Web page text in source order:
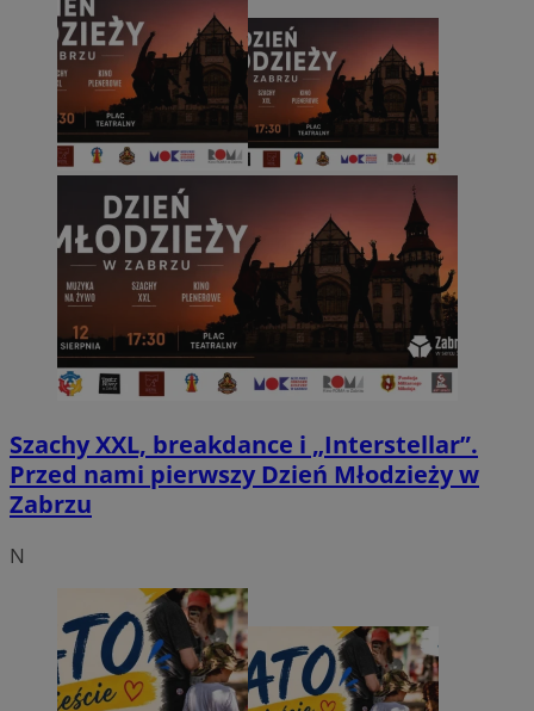
Szachy XXL, breakdance i „Interstellar”.
Przed nami pierwszy Dzień Młodzieży w
Zabrzu
N